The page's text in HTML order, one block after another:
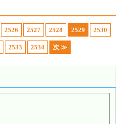
2526 2527 2528 2529 2530
2533 2534 次 ≫